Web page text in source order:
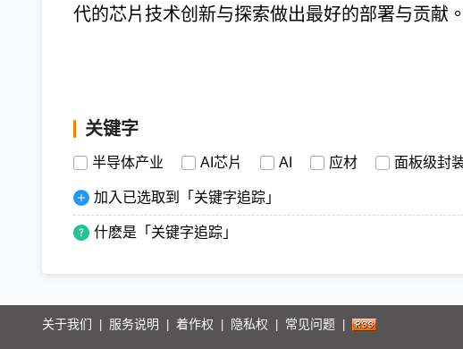
代的芯片技术创新与探索做出最好的部署与贡献。
关键字
半导体产业 AI芯片 AI 应材 面板级封
加入已选取到「关键字追踪」
什麽是「关键字追踪」
关于我们 服务说明 着作权 隐私权 常见问题